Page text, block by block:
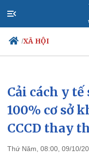
/XÃ HỘI
Chính trị
Đảng
Tổ chức nhân sự
Quốc hội
Cải cách y
100% cơ sở
CCCD thay
Thứ Năm, 08:00, 09/10/